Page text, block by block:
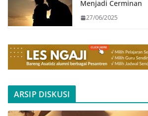
Menjadi Cerminan
27/06/2025
ARSIP DISKUSI